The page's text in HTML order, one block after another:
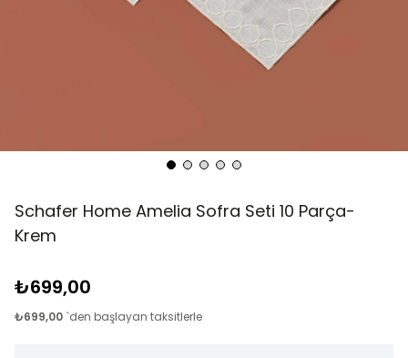
Schafer Home Amelia Sofra Seti 10 Parça-
Krem
₺699,00
₺699,00 `den başlayan taksitlerle